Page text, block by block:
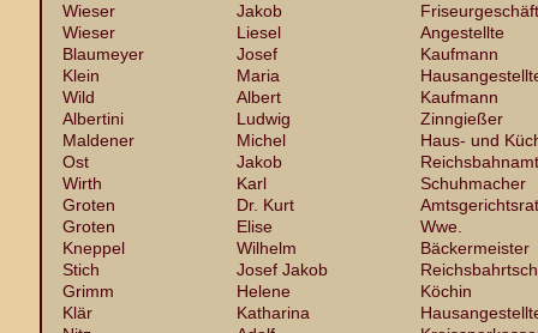
Wieser
Jakob
Friseurgeschäft
Wieser
Liesel
Angestellte
Blaumeyer
Josef
Kaufmann
Klein
Maria
Wild
Albert
Kaufmann
Albertini
Ludwig
Zinngießer
Maldener
Michel
Haus- und
Ost
Jakob
Wirth
Karl
Schuhmacher
Groten
Dr. Kurt
Amtsgerichtsrat
Groten
Elise
Wwe.
Kneppel
Wilhelm
Bäckermeister
Stich
Josef Jakob
Grimm
Helene
Köchin
Klär
Katharina